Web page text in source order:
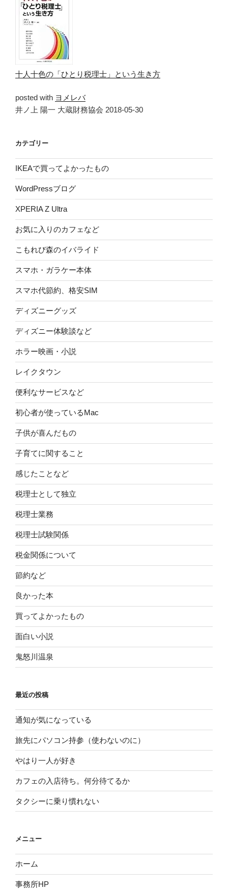
十人十色の「ひとり税理士」という生き方
posted with ヨメレバ
井ノ上 陽一 大蔵財務協会 2018-05-30
カテゴリー
IKEAで買ってよかったもの
WordPressブログ
XPERIA Z Ultra
お気に入りのカフェなど
こもれび森のイバライド
スマホ・ガラケー本体
スマホ代節約、格安SIM
ディズニーグッズ
ディズニー体験談など
ホラー映画・小説
レイクタウン
便利なサービスなど
初心者が使っているMac
子供が喜んだもの
子育てに関すること
感じたことなど
税理士として独立
税理士業務
税理士試験関係
税金関係について
節約など
良かった本
買ってよかったもの
面白い小説
鬼怒川温泉
最近の投稿
通知が気になっている
旅先にパソコン持参（使わないのに）
やはり一人が好き
カフェの入店待ち。何分待てるか
タクシーに乗り慣れない
メニュー
ホーム
事務所HP